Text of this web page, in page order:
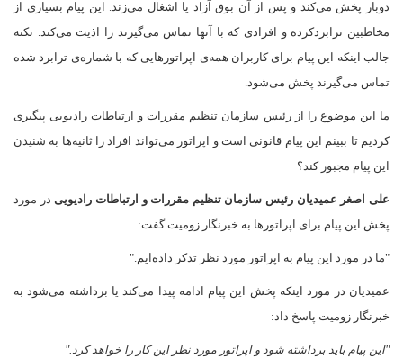
دوبار پخش می‌کند و پس از آن بوق آزاد یا اشغال می‌زند. این پیام بسیاری از
مخاطبین ترابردکرده و افرادی که با آنها تماس می‌گیرند را اذیت می‌کند. نکته
جالب اینکه این پیام برای کاربران همه‌ی اپراتورهایی که با شماره‌ی ترابرد شده
تماس می‌گیرند پخش می‌شود.
ما این موضوع را از رئیس سازمان تنظیم مقررات و ارتباطات رادیویی پیگیری
کردیم تا ببینم این پیام قانونی است و اپراتور می‌تواند افراد را ثانیه‌ها به شنیدن
این پیام مجبور کند؟
علی اصغر عمیدیان رئیس سازمان تنظیم مقررات و ارتباطات رادیوییدر مورد
پخش این پیام برای اپراتورها به خبرنگار زومیت گفت:
"ما در مورد این پیام به اپراتور مورد نظر تذکر داده‌ایم."
عمیدیان در مورد اینکه پخش این پیام ادامه پیدا می‌کند یا برداشته می‌شود به
خبرنگار زومیت پاسخ داد:
"این پیام باید برداشته شود و اپراتور مورد نظر این کار را خواهد کرد."